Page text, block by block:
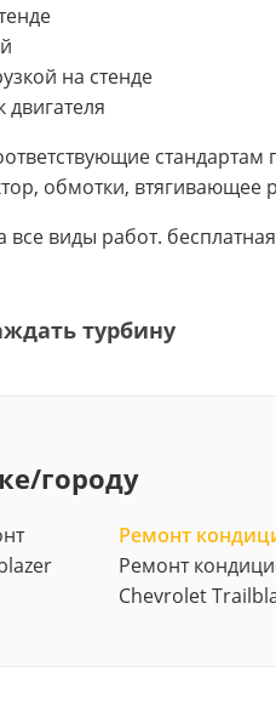
на стенде
двигателя
стандартам
обмотки, втягивающее
все виды работ.
турбину
городу
Ремонт
Ремонт
Chevrolet